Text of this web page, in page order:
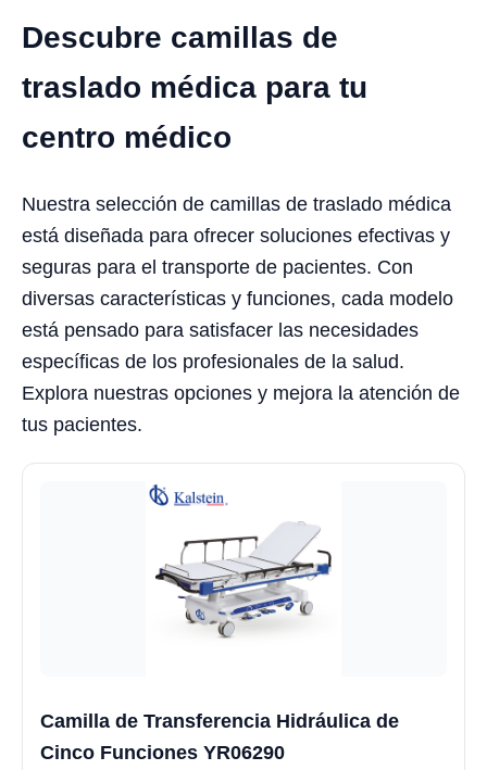
Descubre camillas de
traslado médica para tu
centro médico
Nuestra selección de camillas de traslado médica
está diseñada para ofrecer soluciones efectivas y
seguras para el transporte de pacientes. Con
diversas características y funciones, cada modelo
está pensado para satisfacer las necesidades
específicas de los profesionales de la salud.
Explora nuestras opciones y mejora la atención de
tus pacientes.
Camilla de Transferencia Hidráulica de
Cinco Funciones YR06290